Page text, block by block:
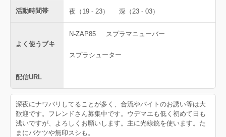
活動時間帯 夜（19 - 23） 深（23 - 03）
よく使うブキ
N-ZAP85 スプラマニューバー
スプラシューター
配信URL
深夜にナワバリしてることが多く、合流やバイトのお誘い等は大
歓迎です。フレンドさん募集中です。ウデマエも低く初めて日も
浅いですが、よろしくお願いします。主に光線銃を使います。た
まにバケツや無印スシも。